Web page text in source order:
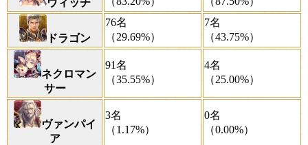
ウィッチ
ドラゴン
76名
（29.69%）
7名
（43.75%）
ネクロマン
サー
91名
（35.55%）
4名
（25.00%）
ヴァンパイ
ア
3名
（1.17%）
0名
（0.00%）